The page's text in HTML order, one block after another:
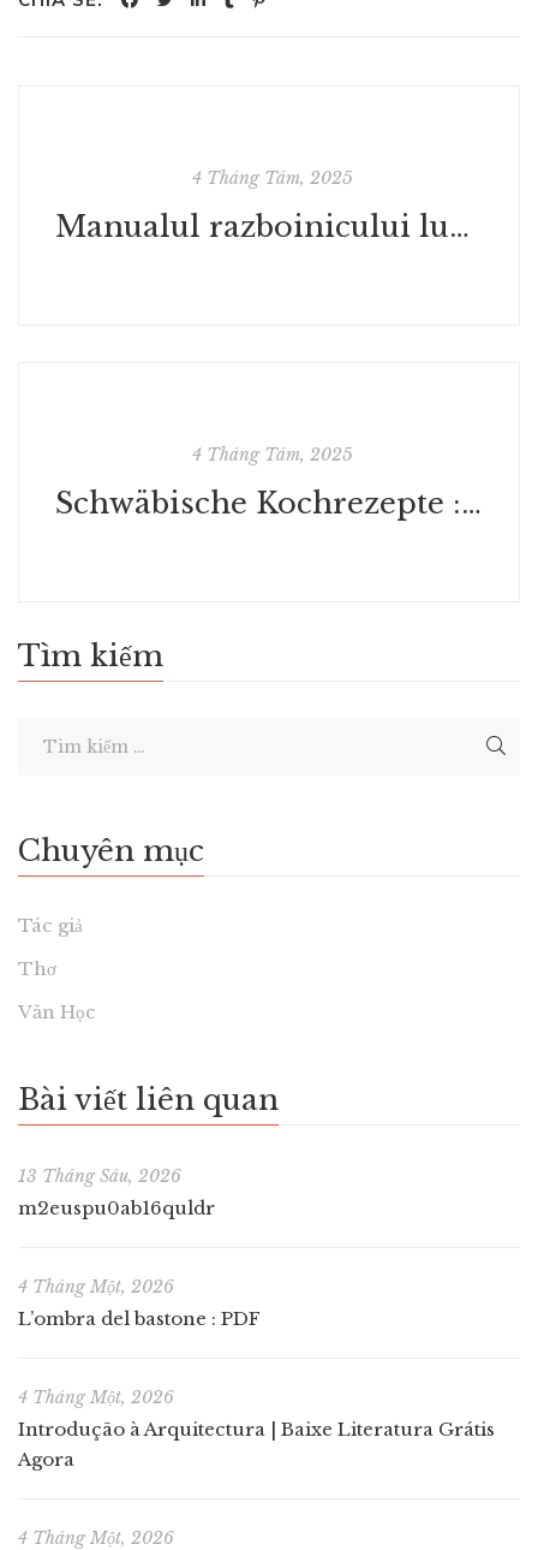
4 Tháng Tám, 2025
Manualul razboinicului luminii - Lecturi PDF nelimitate
4 Tháng Tám, 2025
Schwäbische Kochrezepte : (E-Book, PDF)
Tìm kiếm
Chuyên mục
Tác giả
Thơ
Văn Học
Bài viết liên quan
13 Tháng Sáu, 2026
m2euspu0ab16quldr
4 Tháng Một, 2026
L’ombra del bastone : PDF
4 Tháng Một, 2026
Introdução à Arquitectura | Baixe Literatura Grátis
Agora
4 Tháng Một, 2026